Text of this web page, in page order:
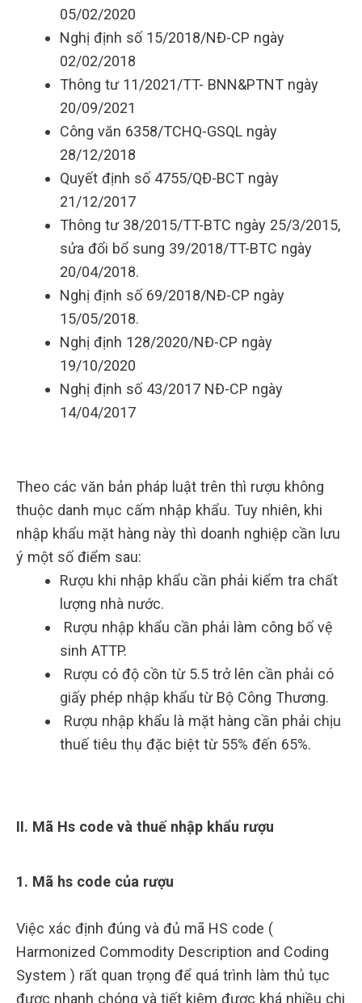
05/02/2020
Nghị định số 15/2018/NĐ-CP ngày
02/02/2018
Thông tư 11/2021/TT- BNN&PTNT ngày
20/09/2021
Công văn 6358/TCHQ-GSQL ngày
28/12/2018
Quyết định số 4755/QĐ-BCT ngày
21/12/2017
Thông tư 38/2015/TT-BTC ngày 25/3/2015,
sửa đổi bổ sung 39/2018/TT-BTC ngày
20/04/2018.
Nghị định số 69/2018/NĐ-CP ngày
15/05/2018.
Nghị định 128/2020/NĐ-CP ngày
19/10/2020
Nghị định số 43/2017 NĐ-CP ngày
14/04/2017
Theo các văn bản pháp luật trên thì rượu không
thuộc danh mục cấm nhập khẩu. Tuy nhiên, khi
nhập khẩu mặt hàng này thì doanh nghiệp cần lưu
ý một số điểm sau:
Rượu khi nhập khẩu cần phải kiểm tra chất
lượng nhà nước.
Rượu nhập khẩu cần phải làm công bố vệ
sinh ATTP.
Rượu có độ cồn từ 5.5 trở lên cần phải có
giấy phép nhập khẩu từ Bộ Công Thương.
Rượu nhập khẩu là mặt hàng cần phải chịu
thuế tiêu thụ đặc biệt từ 55% đến 65%.
II. Mã Hs code và thuế nhập khẩu rượu
1. Mã hs code của rượu
Việc xác định đúng và đủ mã HS code (
Harmonized Commodity Description and Coding
System ) rất quan trọng để quá trình làm thủ tục
được nhanh chóng và tiết kiệm được khá nhiều chi